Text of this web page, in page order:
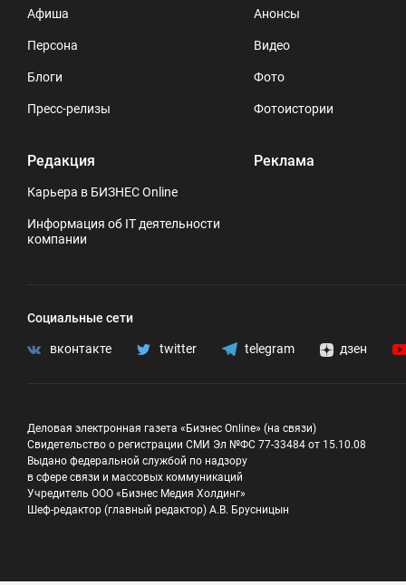
Афиша
Персона
Блоги
Пресс-релизы
Редакция
Карьера в БИЗНЕС Online
Информация об IT деятельности
компании
Анонсы
Видео
Фото
Фотоистории
Реклама
Социальные сети
вконтакте twitter telegram дзен
Деловая электронная газета «Бизнес Online» (на связи)
Свидетельство о регистрации СМИ Эл №ФС 77-33484 от 15.10.08
Выдано федеральной службой по надзору
в сфере связи и массовых коммуникаций
Учредитель ООО «Бизнес Медия Холдинг»
Шеф-редактор (главный редактор) А.В. Брусницын